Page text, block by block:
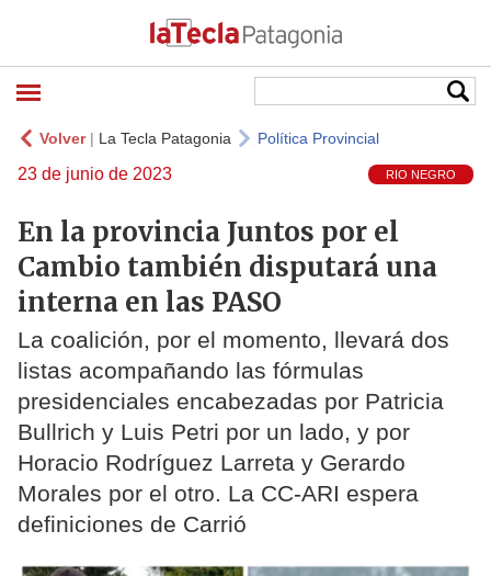
Volver| La Tecla Patagonia Política Provincial
23 de junio de 2023 RIO NEGRO
En la provincia Juntos por el
Cambio también disputará una
interna en las PASO
La coalición, por el momento, llevará dos
listas acompañando las fórmulas
presidenciales encabezadas por Patricia
Bullrich y Luis Petri por un lado, y por
Horacio Rodríguez Larreta y Gerardo
Morales por el otro. La CC-ARI espera
definiciones de Carrió